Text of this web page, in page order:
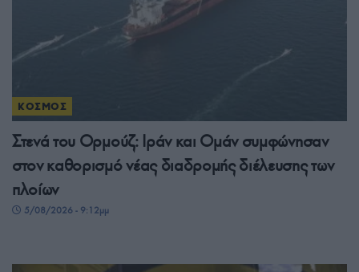
ΚΟΣΜΟΣ
Στενά του Ορμούζ: Ιράν και Ομάν συμφώνησαν
στον καθορισμό νέας διαδρομής διέλευσης των
πλοίων
5/08/2026 - 9:12μμ